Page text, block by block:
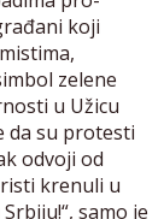
koji
zelene
u Užicu
da su protesti
odvoji od
krenuli u
samo je